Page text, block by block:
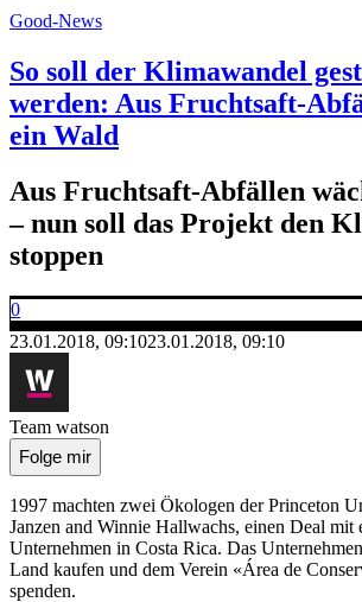
Good-News
So soll der Klimawandel
werden: Aus Fruchtsaft-
ein Wald
Aus Fruchtsaft-Abfällen
– nun soll das Projekt den
stoppen
0
23.01.2018, 09:1023.01.2018, 09:10
Team watson
Folge mir
1997 machten zwei Ökologen der Princeton
Janzen and Winnie Hallwachs, einen Deal mit
Unternehmen in Costa Rica. Das
Land kaufen und dem Verein «Área de
spenden.